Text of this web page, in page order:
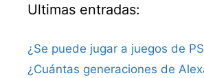
Ultimas entradas:
¿Se puede jugar a juegos de
¿Cuántas generaciones de